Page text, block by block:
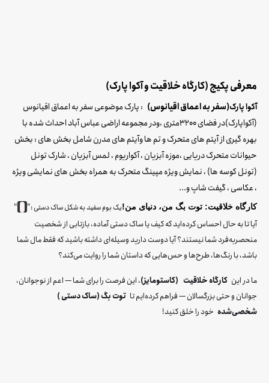
معرفی پکیج (کارگاه خلاقیت و آکوا پارک)
آکوا پارک(سفر به اعماق اقیانوس) : پارک موضوعی سفر به اعماق اقیانوس
(آکواپارک)در فضای 3200متری ،ودر مجموعه اراضی عباس آباد احداث شده با
بهره گیری از آیتم های متحرک و تم ها وآیتم های مدرن شامل بخش های : بخش
حیوانات متحرک دریایی ،موزه آبزیان ، آکواریوم ، لمس آبزیان ، شارک تونل
(تونل کوسه ها) ، نمایش ویژه مپینگ متحرک به همراه بخش های نمایشی ویژه
، عکاسی ، گیفت شاپ و...
کارگاه خلاقیت: توت بگ من، دنیای من!یک بوم سفید به شکل ساک دستی :
آیا تا به حال احساس کرده‌اید که کیف یا ساک دستی آماده، بازتابی از شخصیت
منحصربه‌فرد شما نیستند؟ آیا دوست دارید وسیله‌ای داشته باشید که فقط مال شما
باشد، با رنگ‌ها، طرح‌ها و حس‌هایی که داستان شما را روایت می‌کند؟
ما در این کارگاه خلاقیت (کاستومایز)، این فرصت را برای شما — اعم از نوجوانان،
جوانان و حتی بزرگسالان — فراهم کرده‌ایم تا توت بگ (ساک دستی )
شخصی‌شده خود را خلق کنید!